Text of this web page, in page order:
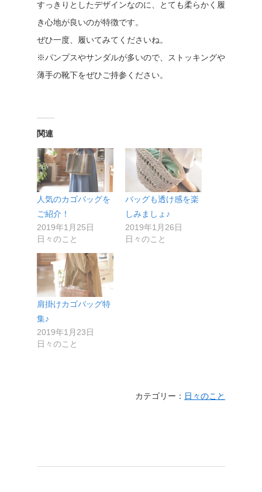
すっきりとしたデザインなのに、とても柔らかく履
き心地が良いのが特徴です。
ぜひ一度、履いてみてくださいね。
※パンプスやサンダルが多いので、ストッキングや
薄手の靴下をぜひご持参ください。
関連
人気のカゴバッグを
ご紹介！
2019年1月25日
日々のこと
バッグも透け感を楽
しみましょ♪
2019年1月26日
日々のこと
肩掛けカゴバッグ特
集♪
2019年1月23日
日々のこと
カテゴリー： 日々のこと